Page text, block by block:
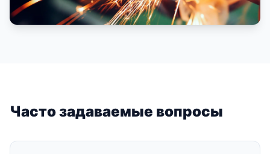
Часто задаваемые вопросы